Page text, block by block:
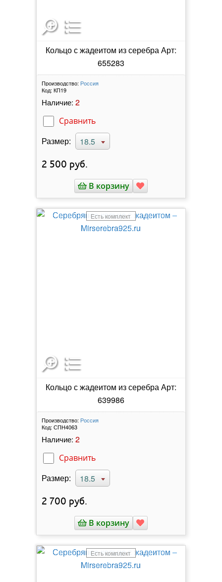
Кольцо с жадеитом из серебра Арт:
655283
Производство: Россия
Код: КП19
Наличие: 2
Сравнить
Размер: 18.5
2 500 руб.
В корзину
Есть комплект
Кольцо с жадеитом из серебра Арт:
639986
Производство: Россия
Код: СПН4063
Наличие: 2
Сравнить
Размер: 18.5
2 700 руб.
В корзину
Есть комплект